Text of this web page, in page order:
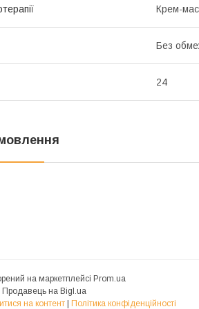
Крем-
Без
24
на маркетплейсі Prom.ua
Продавець на Bigl.ua
на контент | Політика конфіденційності